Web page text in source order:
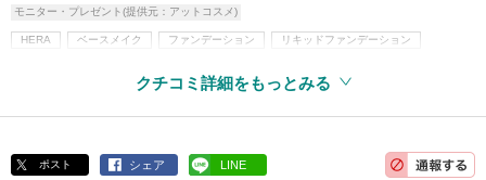
モニター・プレゼント(提供元：アットコスメ)
HERA ベースメイク ファンデーション リキッドファンデーション
クチコミ詳細をもっとみる
ポスト シェア LINE